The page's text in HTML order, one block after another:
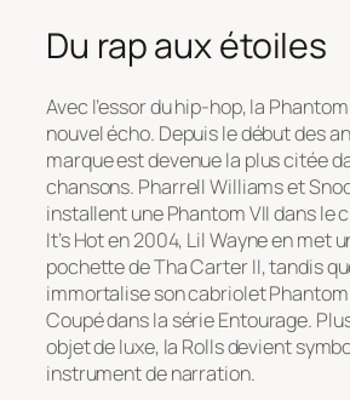
Du rap aux étoiles
Avec l’essor du hip-hop, la
nouvel écho. Depuis le début des
marque est devenue la plus citée
chansons. Pharrell Williams et
installent une Phantom VII dans le
It’s Hoten 2004, Lil Wayne en met
pochette deTha Carter II, tandis
immortalise son cabriolet
Coupé dans la sérieEntourage.
objet de luxe, la Rolls devient
instrument de narration.